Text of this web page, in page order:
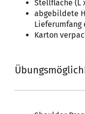
Stellfläche (L
abgebildete
Lieferumfang
Karton